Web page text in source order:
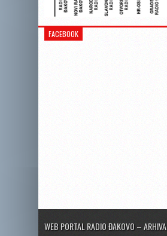
FACEBOOK
WEB PORTAL RADIO ĐAKOVO – ARHIVA